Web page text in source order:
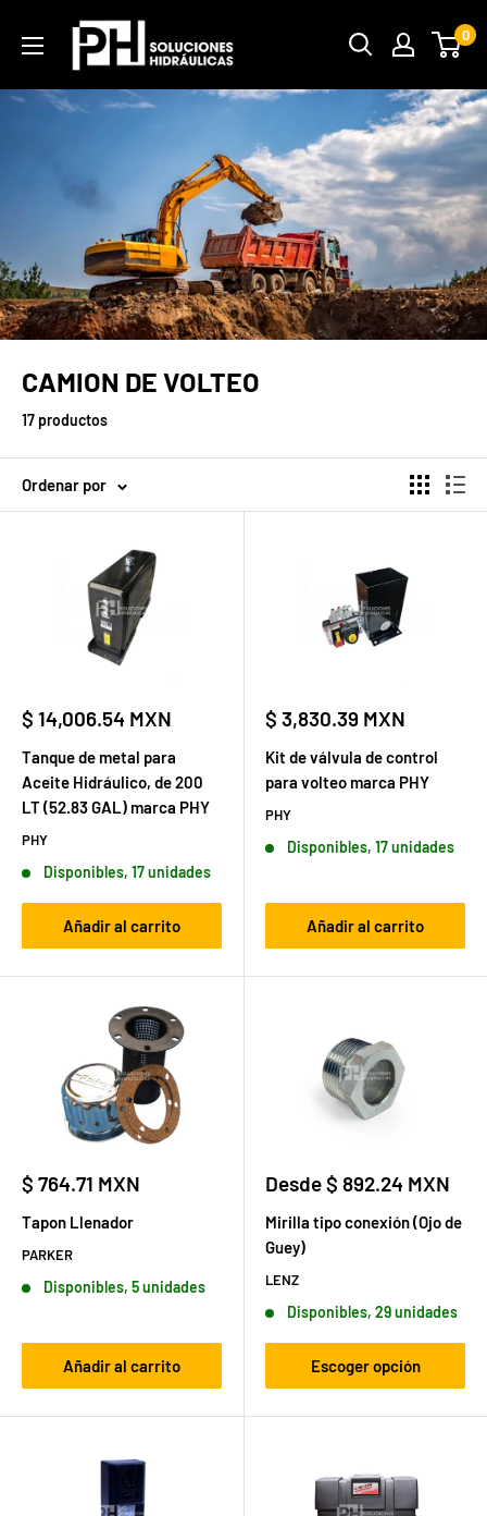
directamente
contenido
PH
Soluciones
Hidráulicas
0
CAMION DE VOLTEO
17 productos
Ordenar por
Precio
venta
$ 14,006.54 MXN
Tanque de metal para
Aceite Hidráulico, de 200
LT (52.83 GAL) marca PHY
PHY
Disponibles, 17 unidades
Añadir al carrito
Precio
venta
$ 3,830.39 MXN
Kit de válvula de control
para volteo marca PHY
PHY
Disponibles, 17 unidades
Añadir al carrito
Precio
venta
$ 764.71 MXN
Tapon Llenador
PARKER
Disponibles, 5 unidades
Añadir al carrito
Precio
venta
Desde $ 892.24 MXN
Mirilla tipo conexión (Ojo de
Guey)
LENZ
Disponibles, 29 unidades
Escoger opción